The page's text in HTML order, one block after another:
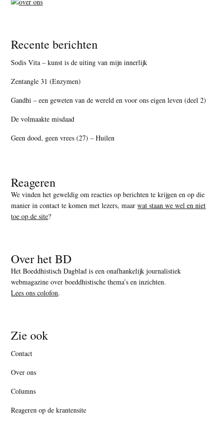
Recente berichten
Sodis Vita – kunst is de uiting van mijn innerlijk
Zentangle 31 (Enzymen)
Gandhi – een geweten van de wereld en voor ons eigen leven (deel 2)
De volmaakte misdaad
Geen dood, geen vrees (27) – Huilen
Reageren
We vinden het geweldig om reacties op berichten te krijgen en op die
manier in contact te komen met lezers, maarwat staan we wel en niet
toe op de site?
Over het BD
Het Boeddhistisch Dagblad is een onafhankelijk journalistiek
webmagazine over boeddhistische thema’s en inzichten.
Lees ons colofon.
Zie ook
Contact
Over ons
Columns
Reageren op de krantensite